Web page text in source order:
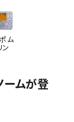
ム
ン
ームが登